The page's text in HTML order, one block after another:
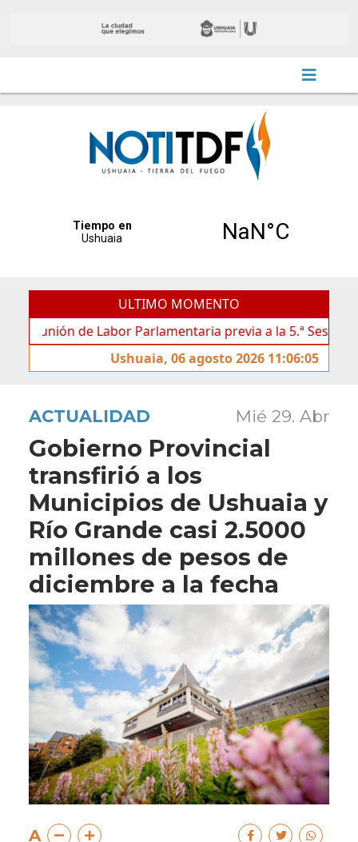
ULTIMO MOMENTO
de Labor Parlamentaria previa a la 5.ª Sesión Ordinaria
Ushuaia, 06 agosto 2026 11:06:05
ACTUALIDAD Mié 29. Abr
Gobierno Provincial
transfirió a los
Municipios de Ushuaia y
Río Grande casi 2.5000
millones de pesos de
diciembre a la fecha
A